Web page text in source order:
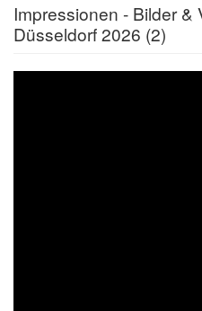
Impressionen - Bilder &
Düsseldorf 2026 (2)